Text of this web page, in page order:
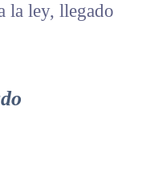
la ley, llegado